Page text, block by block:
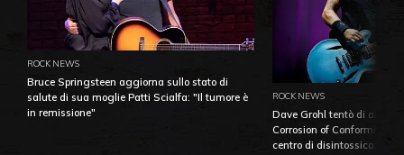
ROCK NEWS
Bruce Springsteen aggiorna sullo stato di
salute di sua moglie Patti Scialfa: "Il tumore è
in remissione"
ROCK NEWS
Dave Grohl tentò di
Corrosion of Conformity
centro di